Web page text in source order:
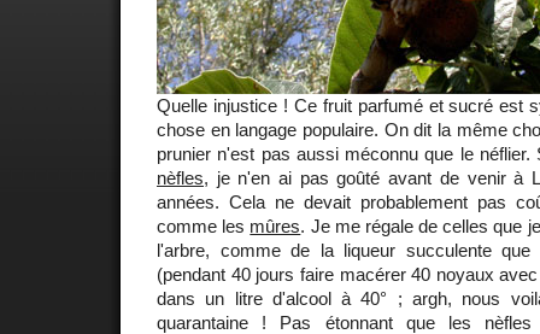
Quelle injustice ! Ce fruit parfumé et sucré est
chose en langage populaire. On dit la même
prunier n'est pas aussi méconnu que le néflier.
nèfles, je n'en ai pas goûté avant de venir à
années. Cela ne devait probablement pas
comme les mûres. Je me régale de celles que
l'arbre, comme de la liqueur succulente que
(pendant 40 jours faire macérer 40 noyaux
dans un litre d'alcool à 40° ; argh, nous
quarantaine ! Pas étonnant que les